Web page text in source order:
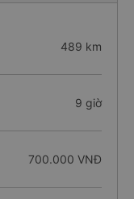
489 km
9 giờ
700.000 VNĐ